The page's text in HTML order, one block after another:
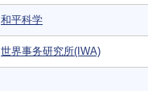
和平科学
世界事务研究所(IWA)